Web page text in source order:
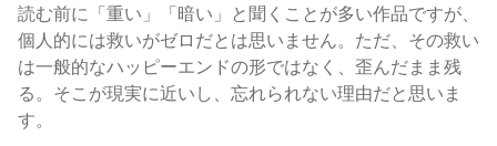
読む前に「重い」「暗い」と聞くことが多い作品ですが、
個人的には救いがゼロだとは思いません。ただ、その救い
は一般的なハッピーエンドの形ではなく、歪んだまま残
る。そこが現実に近いし、忘れられない理由だと思いま
す。